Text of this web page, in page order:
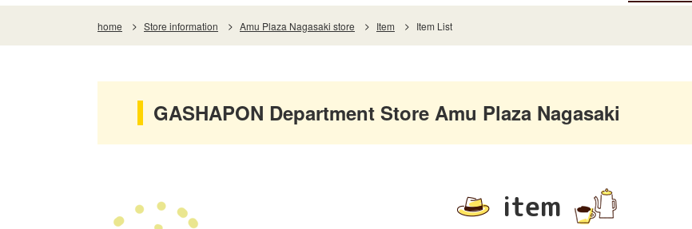
home Store information Amu Plaza Nagasaki store Item Item List
GASHAPON Department Store Amu Plaza Nagasaki
item